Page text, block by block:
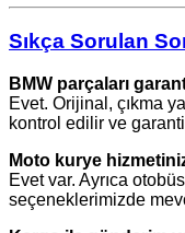
Sıkça Sorulan
BMW parçaları
Evet. Orijinal, çıkma
kontrol edilir ve
Moto kurye
Evet var. Ayrıca
seçeneklerimizde